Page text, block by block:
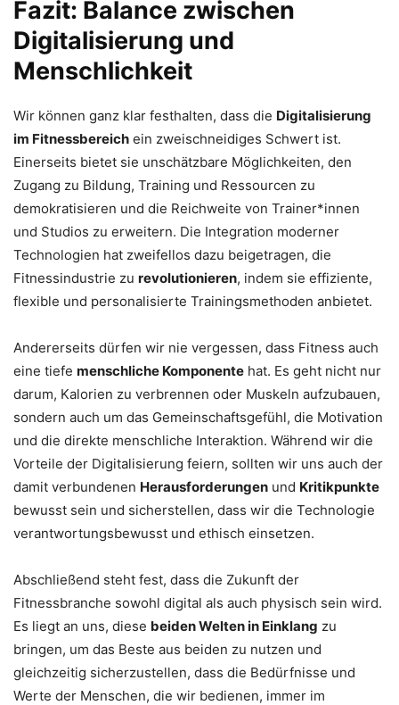
Fazit: Balance zwischen
Digitalisierung und
Menschlichkeit
Wir können ganz klar festhalten, dass die Digitalisierung
im Fitnessbereich ein zweischneidiges Schwert ist.
Einerseits bietet sie unschätzbare Möglichkeiten, den
Zugang zu Bildung, Training und Ressourcen zu
demokratisieren und die Reichweite von Trainer*innen
und Studios zu erweitern. Die Integration moderner
Technologien hat zweifellos dazu beigetragen, die
Fitnessindustrie zu revolutionieren, indem sie effiziente,
flexible und personalisierte Trainingsmethoden anbietet.
Andererseits dürfen wir nie vergessen, dass Fitness auch
eine tiefe menschliche Komponente hat. Es geht nicht nur
darum, Kalorien zu verbrennen oder Muskeln aufzubauen,
sondern auch um das Gemeinschaftsgefühl, die Motivation
und die direkte menschliche Interaktion. Während wir die
Vorteile der Digitalisierung feiern, sollten wir uns auch der
damit verbundenen Herausforderungen und Kritikpunkte
bewusst sein und sicherstellen, dass wir die Technologie
verantwortungsbewusst und ethisch einsetzen.
Abschließend steht fest, dass die Zukunft der
Fitnessbranche sowohl digital als auch physisch sein wird.
Es liegt an uns, diese beiden Welten in Einklang zu
bringen, um das Beste aus beiden zu nutzen und
gleichzeitig sicherzustellen, dass die Bedürfnisse und
Werte der Menschen, die wir bedienen, immer im